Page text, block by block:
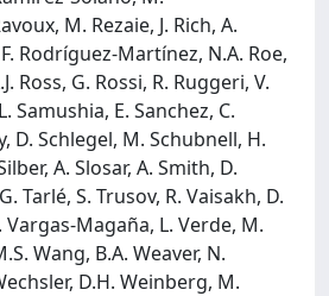
M. Rezaie, J. Rich, A.
Rodríguez-Martínez, N.A. Roe,
Ross, G. Rossi, R. Ruggeri, V.
Samushia, E. Sanchez, C.
D. Schlegel, M. Schubnell, H.
A. Slosar, A. Smith, D.
Tarlé, S. Trusov, R. Vaisakh, D.
Vargas-Magaña, L. Verde, M.
Wang, B.A. Weaver, N.
D.H. Weinberg, M.